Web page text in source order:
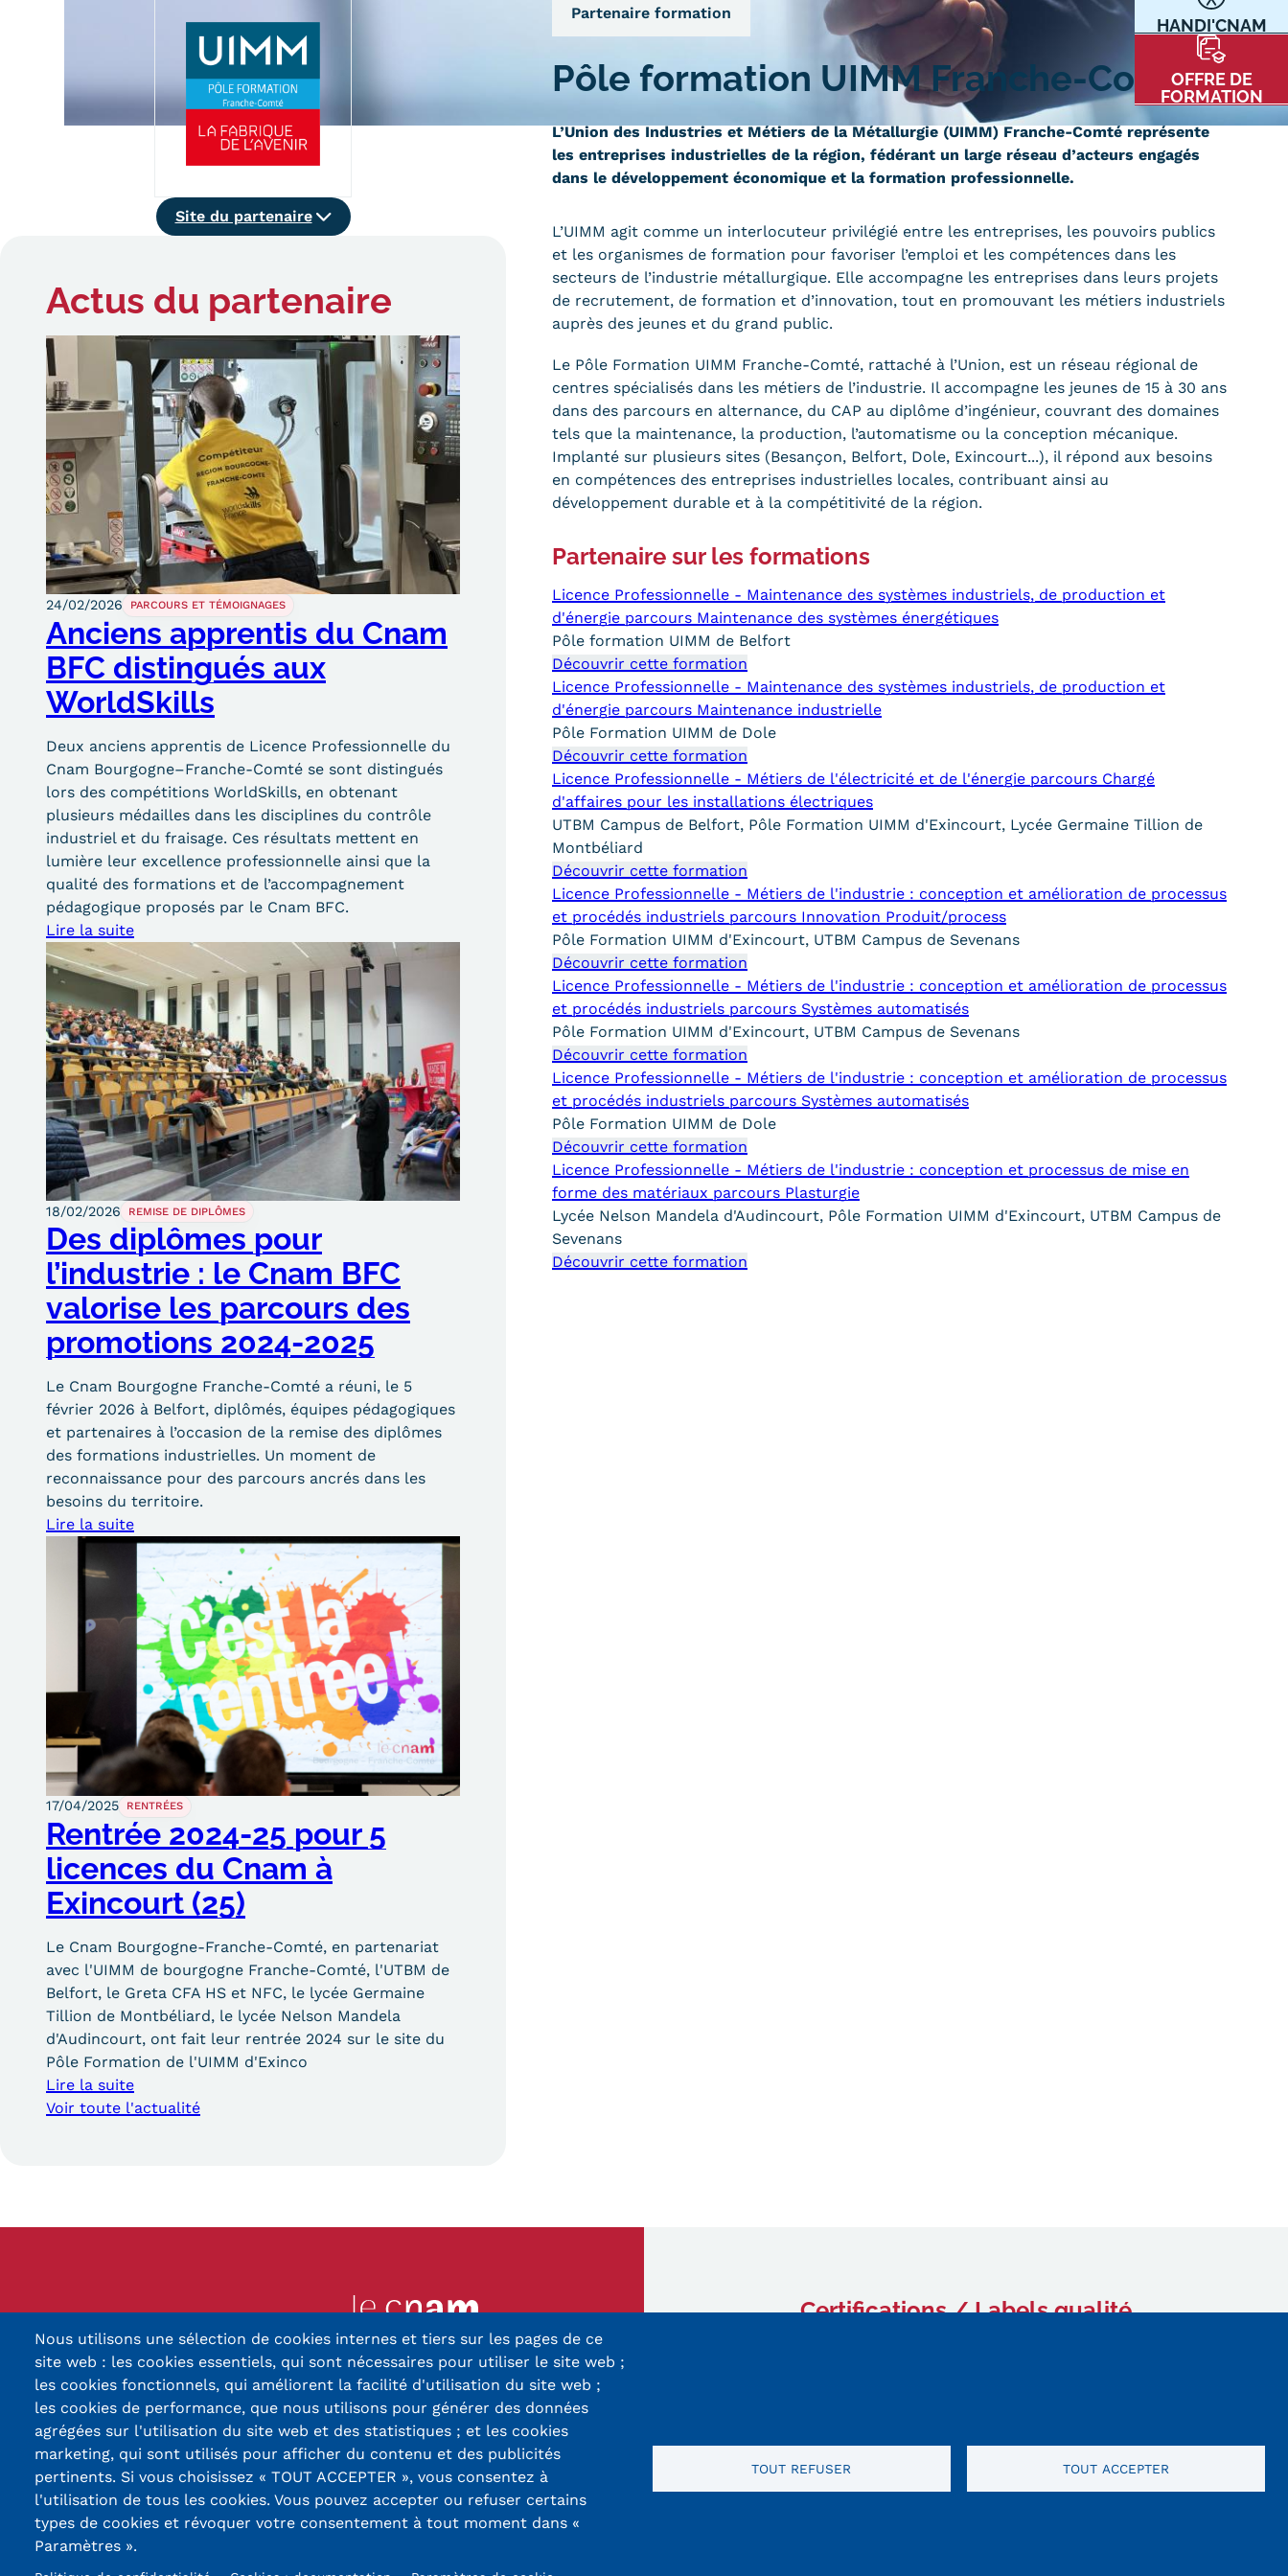
HANDI'CNAM
OFFRE DE
FORMATION
Quoi de neuf au Cnam BFC?
Agenda
Formulaire de contact
Validation des Acquis de
Validation des études
Qualiopi
Le Cnam ICSV
Mobilité internationale et
Erasmus
Infos élèves
Modalités d'inscription
Modalités de financement
Communication
Kits communications Cnam
Prospect
Fiche contact salons, forums,
JPO
Menu
Mentions
obligatoires
Mentions légales RGPD Cookies
Navigation
secondaire
Site
du
Site du partenaire
Actus du partenaire
24/02/2026 PARCOURS ET TÉMOIGNAGES
Anciens apprentis du Cnam
BFC distingués aux
WorldSkills
Deux anciens apprentis de Licence Professionnelle du
Cnam Bourgogne–Franche-Comté se sont distingués
lors des compétitions WorldSkills, en obtenant
plusieurs médailles dans les disciplines du contrôle
industriel et du fraisage. Ces résultats mettent en
lumière leur excellence professionnelle ainsi que la
qualité des formations et de l’accompagnement
pédagogique proposés par le Cnam BFC.
Lire la suite
18/02/2026 REMISE DE DIPLÔMES
Des diplômes pour
l’industrie : le Cnam BFC
valorise les parcours des
promotions 2024-2025
Le Cnam Bourgogne Franche-Comté a réuni, le 5
février 2026 à Belfort, diplômés, équipes pédagogiques
et partenaires à l’occasion de la remise des diplômes
des formations industrielles. Un moment de
reconnaissance pour des parcours ancrés dans les
besoins du territoire.
Lire la suite
17/04/2025 RENTRÉES
Rentrée 2024-25 pour 5
licences du Cnam à
Exincourt (25)
Le Cnam Bourgogne-Franche-Comté, en partenariat
avec l'UIMM de bourgogne Franche-Comté, l'UTBM de
Belfort, le Greta CFA HS et NFC, le lycée Germaine
Tillion de Montbéliard, le lycée Nelson Mandela
d'Audincourt, ont fait leur rentrée 2024 sur le site du
Pôle Formation de l'UIMM d'Exinco
Lire la suite
Voir toute l'actualité
Partenaire formation
Pôle formation UIMM Franche-Comté
L’Union des Industries et Métiers de la Métallurgie (UIMM) Franche-Comté représente
les entreprises industrielles de la région, fédérant un large réseau d’acteurs engagés
dans le développement économique et la formation professionnelle.
L’UIMM agit comme un interlocuteur privilégié entre les entreprises, les pouvoirs publics
et les organismes de formation pour favoriser l’emploi et les compétences dans les
secteurs de l’industrie métallurgique. Elle accompagne les entreprises dans leurs projets
de recrutement, de formation et d’innovation, tout en promouvant les métiers industriels
auprès des jeunes et du grand public.
Le Pôle Formation UIMM Franche-Comté, rattaché à l’Union, est un réseau régional de
centres spécialisés dans les métiers de l’industrie. Il accompagne les jeunes de 15 à 30 ans
dans des parcours en alternance, du CAP au diplôme d’ingénieur, couvrant des domaines
tels que la maintenance, la production, l’automatisme ou la conception mécanique.
Implanté sur plusieurs sites (Besançon, Belfort, Dole, Exincourt...), il répond aux besoins
en compétences des entreprises industrielles locales, contribuant ainsi au
développement durable et à la compétitivité de la région.
Partenaire sur les formations
Licence Professionnelle - Maintenance des systèmes industriels, de production et
d'énergie parcours Maintenance des systèmes énergétiques
Pôle formation UIMM de Belfort
Découvrir cette formation
Licence Professionnelle - Maintenance des systèmes industriels, de production et
d'énergie parcours Maintenance industrielle
Pôle Formation UIMM de Dole
Découvrir cette formation
Licence Professionnelle - Métiers de l'électricité et de l'énergie parcours Chargé
d'affaires pour les installations électriques
UTBM Campus de Belfort, Pôle Formation UIMM d'Exincourt, Lycée Germaine Tillion de
Montbéliard
Découvrir cette formation
Licence Professionnelle - Métiers de l'industrie : conception et amélioration de processus
et procédés industriels parcours Innovation Produit/process
Pôle Formation UIMM d'Exincourt, UTBM Campus de Sevenans
Découvrir cette formation
Licence Professionnelle - Métiers de l'industrie : conception et amélioration de processus
et procédés industriels parcours Systèmes automatisés
Pôle Formation UIMM d'Exincourt, UTBM Campus de Sevenans
Découvrir cette formation
Licence Professionnelle - Métiers de l'industrie : conception et amélioration de processus
et procédés industriels parcours Systèmes automatisés
Pôle Formation UIMM de Dole
Découvrir cette formation
Licence Professionnelle - Métiers de l'industrie : conception et processus de mise en
forme des matériaux parcours Plasturgie
Lycée Nelson Mandela d'Audincourt, Pôle Formation UIMM d'Exincourt, UTBM Campus de
Sevenans
Découvrir cette formation
13, Rue Ernest Thierry-Mieg
90010 BELFORT Cedex
03 84 58 33 10
Réseaux
sociaux
Certifications / Labels qualité
Nous utilisons une sélection de cookies internes et tiers sur les pages de ce
site web : les cookies essentiels, qui sont nécessaires pour utiliser le site web ;
les cookies fonctionnels, qui améliorent la facilité d'utilisation du site web ;
les cookies de performance, que nous utilisons pour générer des données
agrégées sur l'utilisation du site web et des statistiques ; et les cookies
marketing, qui sont utilisés pour afficher du contenu et des publicités
pertinents. Si vous choisissez « TOUT ACCEPTER », vous consentez à
l'utilisation de tous les cookies. Vous pouvez accepter ou refuser certains
types de cookies et révoquer votre consentement à tout moment dans «
Paramètres ».
TOUT REFUSER TOUT ACCEPTER